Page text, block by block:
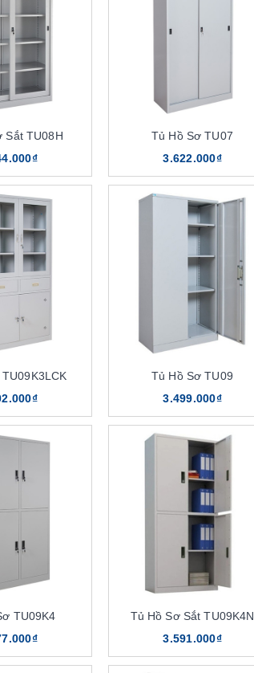
Sắt TU08H
Tủ Hồ Sơ TU07
3.622.000₫
Tủ Hồ Sơ TU09
3.499.000₫
TU09K4
Tủ Hồ Sơ Sắt TU09K4N
3.591.000₫